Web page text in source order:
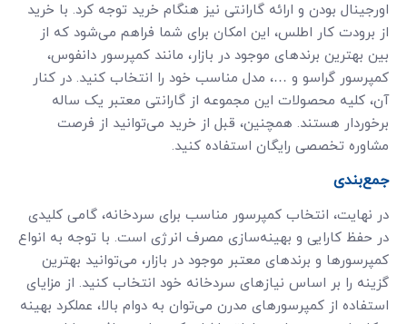
اورجینال بودن و ارائه گارانتی نیز هنگام خرید توجه کرد. با خرید
از برودت کار اطلس، این امکان برای شما فراهم می‌شود که از
بین بهترین برندهای موجود در بازار، مانند کمپرسور دانفوس،
کمپرسور گراسو و …، مدل مناسب خود را انتخاب کنید. در کنار
آن، کلیه محصولات این مجموعه از گارانتی معتبر یک ساله
برخوردار هستند. همچنین، قبل از خرید می‌توانید از فرصت
مشاوره تخصصی رایگان استفاده کنید.
جمع‌بندی
در نهایت، انتخاب کمپرسور مناسب برای سردخانه، گامی کلیدی
در حفظ کارایی و بهینه‌سازی مصرف انرژی است. با توجه به انواع
کمپرسورها و برندهای معتبر موجود در بازار، می‌توانید بهترین
گزینه را بر اساس نیازهای سردخانه خود انتخاب کنید. از مزایای
استفاده از کمپرسورهای مدرن می‌توان به دوام بالا، عملکرد بهینه